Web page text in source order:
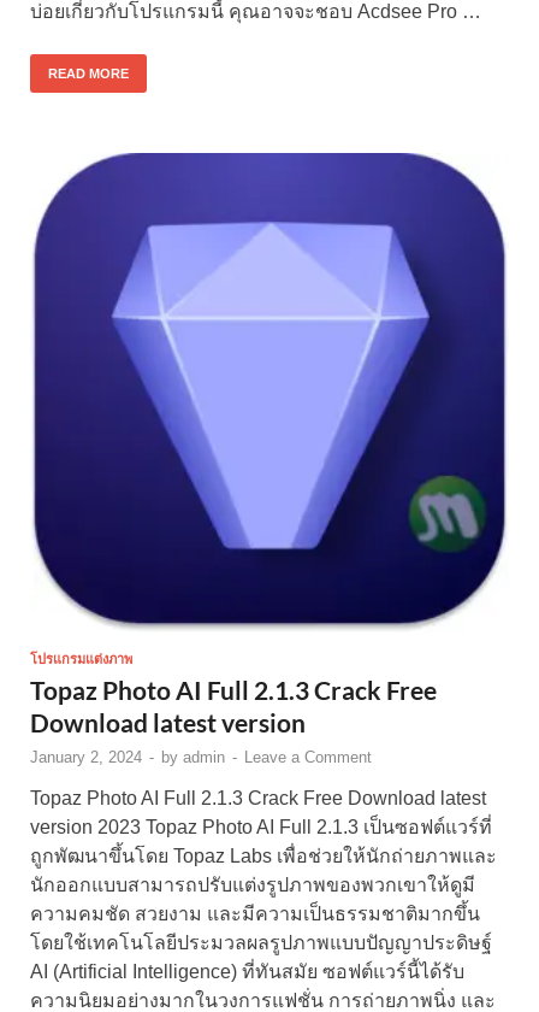
บ่อยเกี่ยวกับโปรแกรมนี้ คุณอาจจะชอบ Acdsee Pro …
READ MORE
โปรแกรมแต่งภาพ
Topaz Photo AI Full 2.1.3 Crack Free
Download latest version
January 2, 2024 - by admin - Leave a Comment
Topaz Photo AI Full 2.1.3 Crack Free Download latest
version 2023 Topaz Photo AI Full 2.1.3 เป็นซอฟต์แวร์ที่
ถูกพัฒนาขึ้นโดย Topaz Labs เพื่อช่วยให้นักถ่ายภาพและ
นักออกแบบสามารถปรับแต่งรูปภาพของพวกเขาให้ดูมี
ความคมชัด สวยงาม และมีความเป็นธรรมชาติมากขึ้น
โดยใช้เทคโนโลยีประมวลผลรูปภาพแบบปัญญาประดิษฐ์
AI (Artificial Intelligence) ที่ทันสมัย ซอฟต์แวร์นี้ได้รับ
ความนิยมอย่างมากในวงการแฟชั่น การถ่ายภาพนิ่ง และ